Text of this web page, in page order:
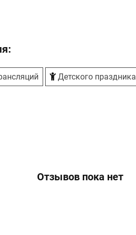
Детского праздника
Отзывов пока нет